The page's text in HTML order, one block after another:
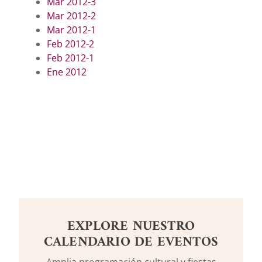
Mar 2012-2
Mar 2012-1
Feb 2012-2
Feb 2012-1
Ene 2012
EXPLORE NUESTRO
CALENDARIO DE EVENTOS